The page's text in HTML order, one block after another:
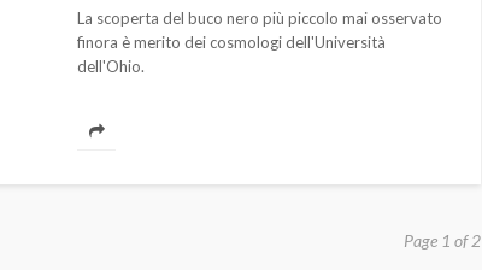
La scoperta del buco nero più piccolo mai osservato
finora è merito dei cosmologi dell'Università
dell'Ohio.
Page 1 of 2